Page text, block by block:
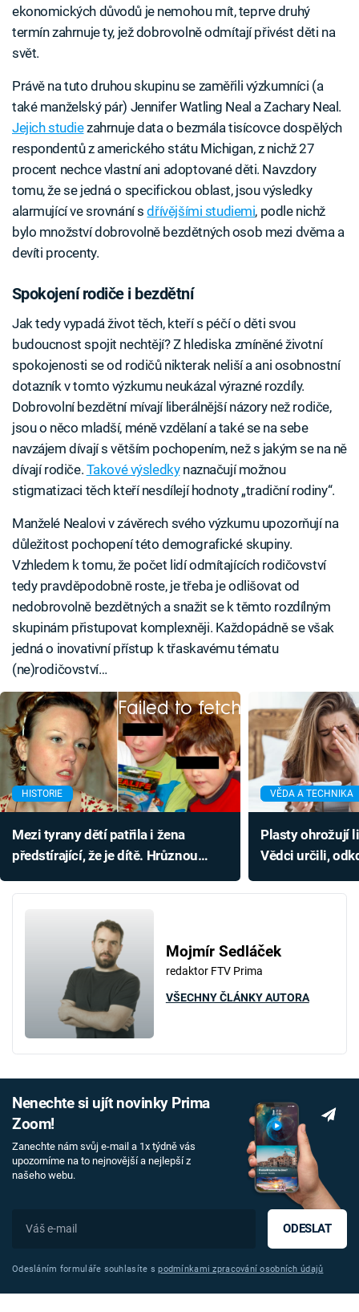
ekonomických důvodů je nemohou mít, teprve druhý
termín zahrnuje ty, jež dobrovolně odmítají přivést děti na
svět.
Právě na tuto druhou skupinu se zaměřili výzkumníci (a
také manželský pár) Jennifer Watling Neal a Zachary Neal.
Jejich studiezahrnuje data o bezmála tisícovce dospělých
respondentů z amerického státu Michigan, z nichž 27
procent nechce vlastní ani adoptované děti. Navzdory
tomu, že se jedná o specifickou oblast, jsou výsledky
alarmující ve srovnání sdřívějšími studiemi, podle nichž
bylo množství dobrovolně bezdětných osob mezi dvěma a
devíti procenty.
Spokojení rodiče i bezdětní
Jak tedy vypadá život těch, kteří s péčí o děti svou
budoucnost spojit nechtějí? Z hlediska zmíněné životní
spokojenosti se od rodičů nikterak neliší a ani osobnostní
dotazník v tomto výzkumu neukázal výrazné rozdíly.
Dobrovolní bezdětní mívají liberálnější názory než rodiče,
jsou o něco mladší, méně vzdělaní a také se na sebe
navzájem dívají s větším pochopením, než s jakým se na ně
dívají rodiče. Takové výsledkynaznačují možnou
stigmatizaci těch kteří nesdílejí hodnoty „tradiční rodiny“.
Manželé Nealovi v závěrech svého výzkumu upozorňují na
důležitost pochopení této demografické skupiny.
Vzhledem k tomu, že počet lidí odmítajících rodičovství
tedy pravděpodobně roste, je třeba je odlišovat od
nedobrovolně bezdětných a snažit se k těmto rozdílným
skupinám přistupovat komplexněji. Každopádně se však
jedná o inovativní přístup k třaskavému tématu
(ne)rodičovství…
Failed to fetch
HISTORIE
Mezi tyrany dětí patřila i žena
předstírající, že je dítě. Hrůznou
VĚDA A TECHNIKA
Plasty ohrožují
Vědci určili,
Mojmír Sedláček
redaktor FTV Prima
VŠECHNY ČLÁNKY AUTORA
Nenechte si ujít novinky Prima
Zoom!
Zanechte nám svůj e-mail a 1x týdně vás
upozorníme na to nejnovější a nejlepší z
našeho webu.
ODESLAT
Odesláním formuláře souhlasíte spodmínkami zpracování osobních údajů